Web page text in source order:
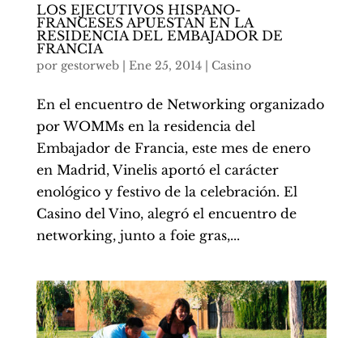
LOS EJECUTIVOS HISPANO-
FRANCESES APUESTAN EN LA
RESIDENCIA DEL EMBAJADOR DE
FRANCIA
por gestorweb| Ene 25, 2014| Casino
En el encuentro de Networking organizado
por WOMMs en la residencia del
Embajador de Francia, este mes de enero
en Madrid, Vinelis aportó el carácter
enológico y festivo de la celebración. El
Casino del Vino, alegró el encuentro de
networking, junto a foie gras,...